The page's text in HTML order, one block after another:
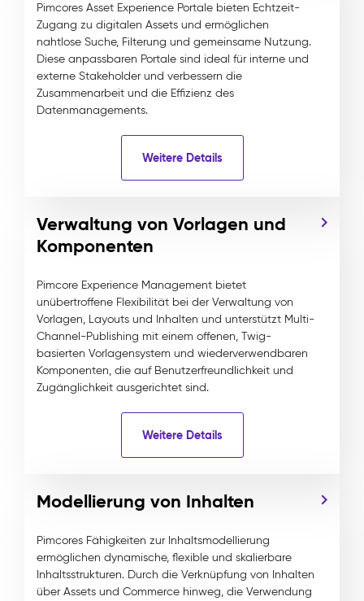
Pimcores Asset Experience Portale bieten Echtzeit-
Zugang zu digitalen Assets und ermöglichen
nahtlose Suche, Filterung und gemeinsame Nutzung.
Diese anpassbaren Portale sind ideal für interne und
externe Stakeholder und verbessern die
Zusammenarbeit und die Effizienz des
Datenmanagements.
Weitere Details
Verwaltung von Vorlagen und
Komponenten
Pimcore Experience Management bietet
unübertroffene Flexibilität bei der Verwaltung von
Vorlagen, Layouts und Inhalten und unterstützt Multi-
Channel-Publishing mit einem offenen, Twig-
basierten Vorlagensystem und wiederverwendbaren
Komponenten, die auf Benutzerfreundlichkeit und
Zugänglichkeit ausgerichtet sind.
Weitere Details
Modellierung von Inhalten
Pimcores Fähigkeiten zur Inhaltsmodellierung
ermöglichen dynamische, flexible und skalierbare
Inhaltsstrukturen. Durch die Verknüpfung von Inhalten
über Assets und Commerce hinweg, die Verwendung